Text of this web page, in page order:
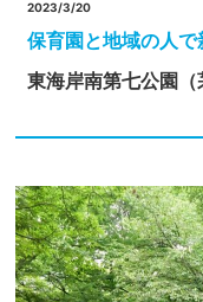
2023/3/20
保育園と地域の人
東海岸南第七公園（